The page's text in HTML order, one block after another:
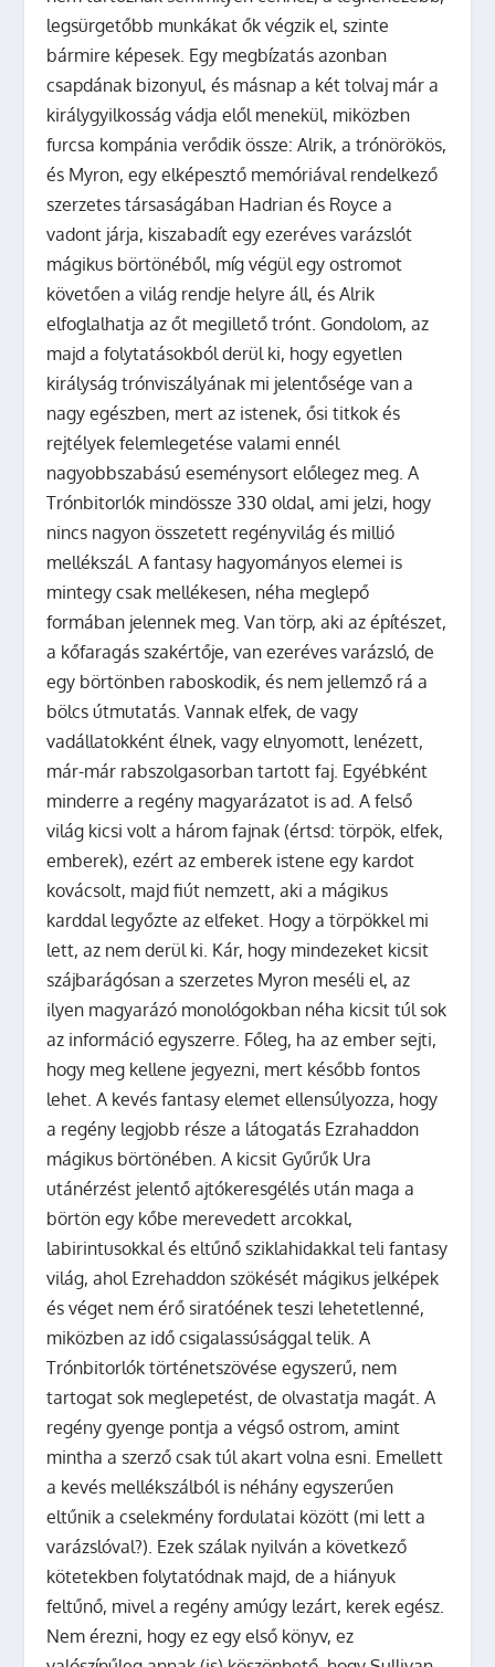
legsürgetőbb munkákat ők végzik el, szinte
bármire képesek. Egy megbízatás azonban
csapdának bizonyul, és másnap a két tolvaj már a
királygyilkosság vádja elől menekül, miközben
furcsa kompánia verődik össze: Alrik, a trónörökös,
és Myron, egy elképesztő memóriával rendelkező
szerzetes társaságában Hadrian és Royce a
vadont járja, kiszabadít egy ezeréves varázslót
mágikus börtönéből, míg végül egy ostromot
követően a világ rendje helyre áll, és Alrik
elfoglalhatja az őt megillető trónt. Gondolom, az
majd a folytatásokból derül ki, hogy egyetlen
királyság trónviszályának mi jelentősége van a
nagy egészben, mert az istenek, ősi titkok és
rejtélyek felemlegetése valami ennél
nagyobbszabású eseménysort előlegez meg.A
Trónbitorlók mindössze 330 oldal, ami jelzi, hogy
nincs nagyon összetett regényvilág és millió
mellékszál. A fantasy hagyományos elemei is
mintegy csak mellékesen, néha meglepő
formában jelennek meg. Van törp, aki az építészet,
a kőfaragás szakértője, van ezeréves varázsló, de
egy börtönben raboskodik, és nem jellemző rá a
bölcs útmutatás. Vannak elfek, de vagy
vadállatokként élnek, vagy elnyomott, lenézett,
már-már rabszolgasorban tartott faj. Egyébként
minderre a regény magyarázatot is ad. A felső
világ kicsi volt a három fajnak (értsd: törpök, elfek,
emberek), ezért az emberek istene egy kardot
kovácsolt, majd fiút nemzett, aki a mágikus
karddal legyőzte az elfeket. Hogy a törpökkel mi
lett, az nem derül ki. Kár, hogy mindezeket kicsit
szájbarágósan a szerzetes Myron meséli el, az
ilyen magyarázó monológokban néha kicsit túl sok
az információ egyszerre. Főleg, ha az ember sejti,
hogy meg kellene jegyezni, mert később fontos
lehet. A kevés fantasy elemet ellensúlyozza, hogy
a regény legjobb része a látogatás Ezrahaddon
mágikus börtönében. A kicsit Gyűrűk Ura
utánérzést jelentő ajtókeresgélés után maga a
börtön egy kőbe merevedett arcokkal,
labirintusokkal és eltűnő sziklahidakkal teli fantasy
világ, ahol Ezrehaddon szökését mágikus jelképek
és véget nem érő siratóének teszi lehetetlenné,
miközben az idő csigalassúsággal telik. A
Trónbitorlók történetszövése egyszerű, nem
tartogat sok meglepetést, de olvastatja magát. A
regény gyenge pontja a végső ostrom, amint
mintha a szerző csak túl akart volna esni. Emellett
a kevés mellékszálból is néhány egyszerűen
eltűnik a cselekmény fordulatai között (mi lett a
varázslóval?). Ezek szálak nyilván a következő
kötetekben folytatódnak majd, de a hiányuk
feltűnő, mivel a regény amúgy lezárt, kerek egész.
Nem érezni, hogy ez egy első könyv, ez